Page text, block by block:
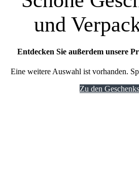
und
Entdecken Sie außerdem unsere
Eine weitere Auswahl ist vorhanden.
Zu den